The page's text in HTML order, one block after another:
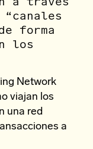
forma
los
Network
viajan los
una red
a